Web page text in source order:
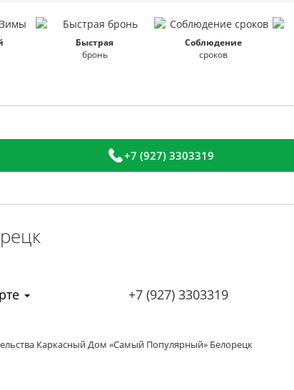
Быстрая
бронь
Соблюдение
сроков
+7 (927) 3303319
+7 (927) 3303319
Каркасный Дом «Самый Популярный» Белорецк